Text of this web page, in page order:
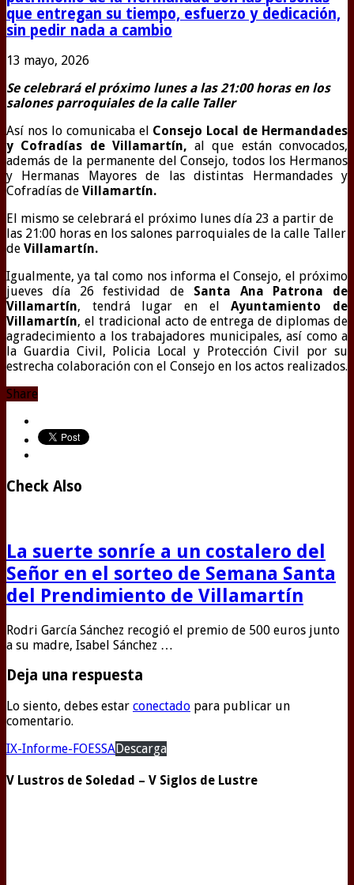
que entregan su tiempo, esfuerzo y dedicación,
sin pedir nada a cambio
13 mayo, 2026
Se celebrará el próximo lunes a las 21:00 horas en los
salones parroquiales de la calle Taller
Así nos lo comunicaba el Consejo Local de Hermandades
y Cofradías de Villamartín,al que están convocados,
además de la permanente del Consejo, todos los Hermanos
y Hermanas Mayores de las distintas Hermandades y
Cofradías de Villamartín.
El mismo se celebrará el próximo lunes día 23 a partir de
las 21:00 horas en los salones parroquiales de la calle Taller
de Villamartín.
Igualmente, ya tal como nos informa el Consejo, el próximo
jueves día 26 festividad de Santa Ana Patrona de
Villamartín, tendrá lugar en elAyuntamiento de
Villamartín, el tradicional acto de entrega de diplomas de
agradecimiento a los trabajadores municipales, así como a
la Guardia Civil, Policia Local y Protección Civil por su
estrecha colaboración con el Consejo en los actos realizados.
Share
Check Also
La suerte sonríe a un costalero del
Señor en el sorteo de Semana Santa
del Prendimiento de Villamartín
Rodri García Sánchez recogió el premio de 500 euros junto
a su madre, Isabel Sánchez …
Deja una respuesta
Lo siento, debes estar conectado para publicar un
comentario.
IX-Informe-FOESSADescarga
V Lustros de Soledad – V Siglos de Lustre